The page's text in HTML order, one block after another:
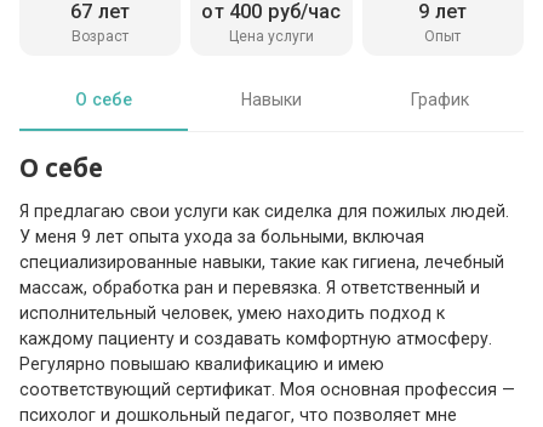
Возраст
67 лет
Цена услуги
от 400 руб/час
Опыт
9 лет
О себе Навыки График
О себе
Я предлагаю свои услуги как сиделка для пожилых людей.
У меня 9 лет опыта ухода за больными, включая
специализированные навыки, такие как гигиена, лечебный
массаж, обработка ран и перевязка. Я ответственный и
исполнительный человек, умею находить подход к
каждому пациенту и создавать комфортную атмосферу.
Регулярно повышаю квалификацию и имею
соответствующий сертификат. Моя основная профессия —
психолог и дошкольный педагог, что позволяет мне